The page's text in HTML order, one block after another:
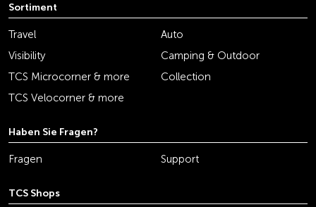
Sortiment
Travel
Auto
Visibility
Camping & Outdoor
TCS Microcorner & more
Collection
TCS Velocorner & more
Haben Sie Fragen?
Fragen Support
TCS Shops